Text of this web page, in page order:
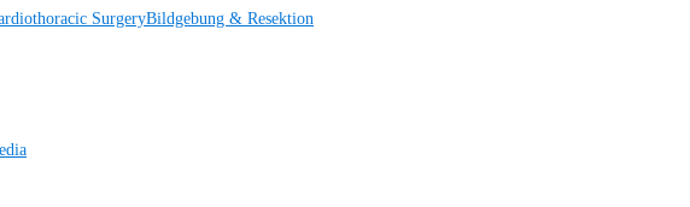
SurgeryBildgebung & Resektion